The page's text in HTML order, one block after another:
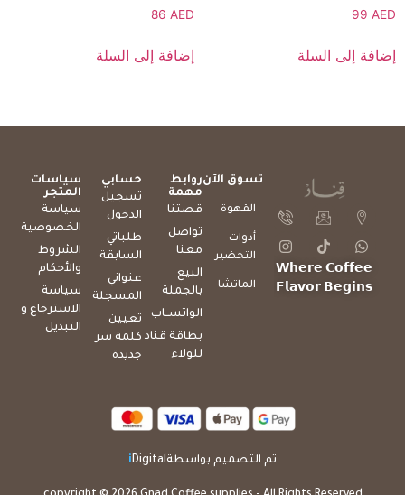
99 AED
إضافة إلى السلة
86AED
إضافة إلى السلة
𝗪𝗵𝗲𝗿𝗲 𝗖𝗼𝗳𝗳𝗲𝗲
𝗙𝗹𝗮𝘃𝗼𝗿 𝗕𝗲𝗴𝗶𝗻𝘀
تسوق الآن
القهوة
أدوات
التحضير
الماتشا
روابط
مهمة
قصتنا
تواصل
معنا
البيع
بالجملة
الواتســاب
بطاقة قناد
للولاء
حسابي
تسجيل
الدخول
طلباتي
السابقة
عنواني
المسجلة
تعيين
كلمة سر
جديدة
سياسات
المتجر
سياسة
الخصوصية
الشروط
والأحكام
سياسة
الاسترجاع و
التبديل
تم التصميم بواسطة iDigital